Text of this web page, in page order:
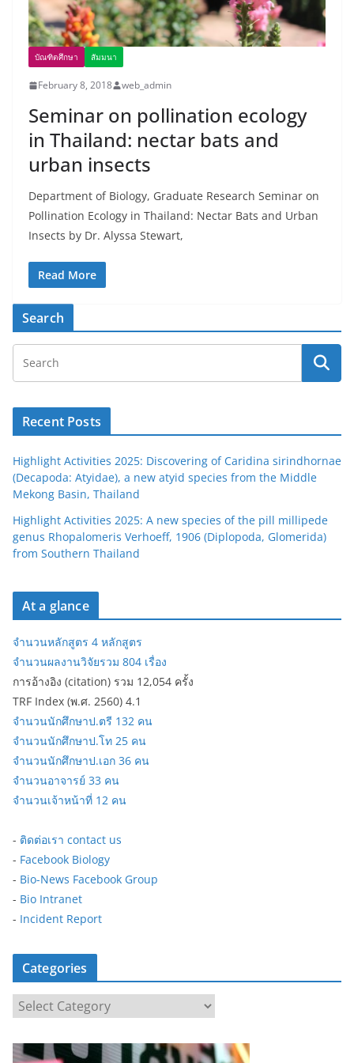
บัณฑิตศึกษา สัมมนา
February 8, 2018 web_admin
Seminar on pollination ecology
in Thailand: nectar bats and
urban insects
Department of Biology, Graduate Research Seminar on
Pollination Ecology in Thailand: Nectar Bats and Urban
Insects by Dr. Alyssa Stewart,
Read More
Search
Recent Posts
Highlight Activities 2025: Discovering of Caridina sirindhornae
(Decapoda: Atyidae), a new atyid species from the Middle
Mekong Basin, Thailand
Highlight Activities 2025: A new species of the pill millipede
genus Rhopalomeris Verhoeff, 1906 (Diplopoda, Glomerida)
from Southern Thailand
At a glance
จำนวนหลักสูตร 4 หลักสูตร
จำนวนผลงานวิจัยรวม 804 เรื่อง
การอ้างอิง (citation) รวม 12,054 ครั้ง
TRF Index (พ.ศ. 2560) 4.1
จำนวนนักศึกษาป.ตรี 132 คน
จำนวนนักศึกษาป.โท 25 คน
จำนวนนักศึกษาป.เอก 36 คน
จำนวนอาจารย์ 33 คน
จำนวนเจ้าหน้าที่ 12 คน
- ติดต่อเรา contact us
- Facebook Biology
- Bio-News Facebook Group
- Bio Intranet
- Incident Report
Categories
a
t